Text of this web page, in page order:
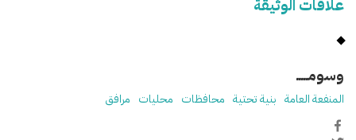
علاقات الوثيقة
وسومـــــ
المنفعة العامة بنية تحتية محافظات محليات مرافق